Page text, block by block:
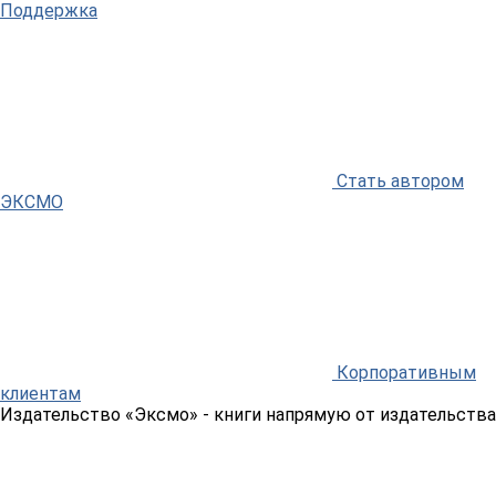
Поддержка
Стать автором
ЭКСМО
Корпоративным
клиентам
Издательство «Эксмо» - книги напрямую от издательства